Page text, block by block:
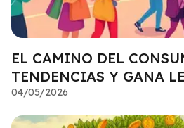
EL CAMINO DEL
TENDENCIAS Y GANA
04/05/2026